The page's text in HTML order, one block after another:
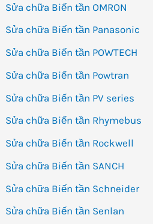
Sửa chữa Biến tần OMRON
Sửa chữa Biến tần Panasonic
Sửa chữa Biến tần POWTECH
Sửa chữa Biến tần Powtran
Sửa chữa Biến tần PV series
Sửa chữa Biến tần Rhymebus
Sửa chữa Biến tần Rockwell
Sửa chữa Biến tần SANCH
Sửa chữa Biến tần Schneider
Sửa chữa Biến tần Senlan